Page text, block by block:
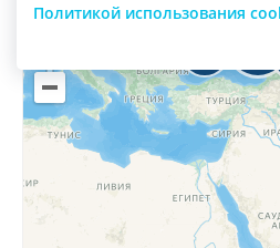
Политикой использования